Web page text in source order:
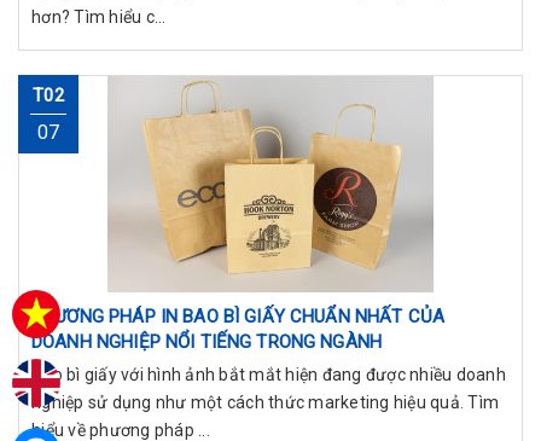
hơn? Tìm hiểu c...
T02
07
PHƯƠNG PHÁP IN BAO BÌ GIẤY CHUẨN NHẤT CỦA
DOANH NGHIỆP NỔI TIẾNG TRONG NGÀNH
Bao bì giấy với hình ảnh bắt mắt hiện đang được nhiều doanh
nghiệp sử dụng như một cách thức marketing hiệu quả. Tìm
hiểu về phương pháp ...